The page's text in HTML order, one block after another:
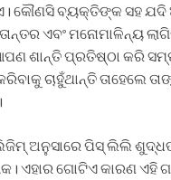
କୌଣସି ବ୍ୟକ୍ତିଙ୍କ ସହ
ଏବଂ ମନୋମାଳିନ୍ୟ
ଶାନ୍ତି ପ୍ରତିଷ୍ଠା କରି
ଚାହୁଁଥାନ୍ତି ତାହେଲେ
ଅନୁସାରେ ପିସ୍ ଲିଲି
ଏହାର ଗୋଟିଏ କାରଣ ଏହି